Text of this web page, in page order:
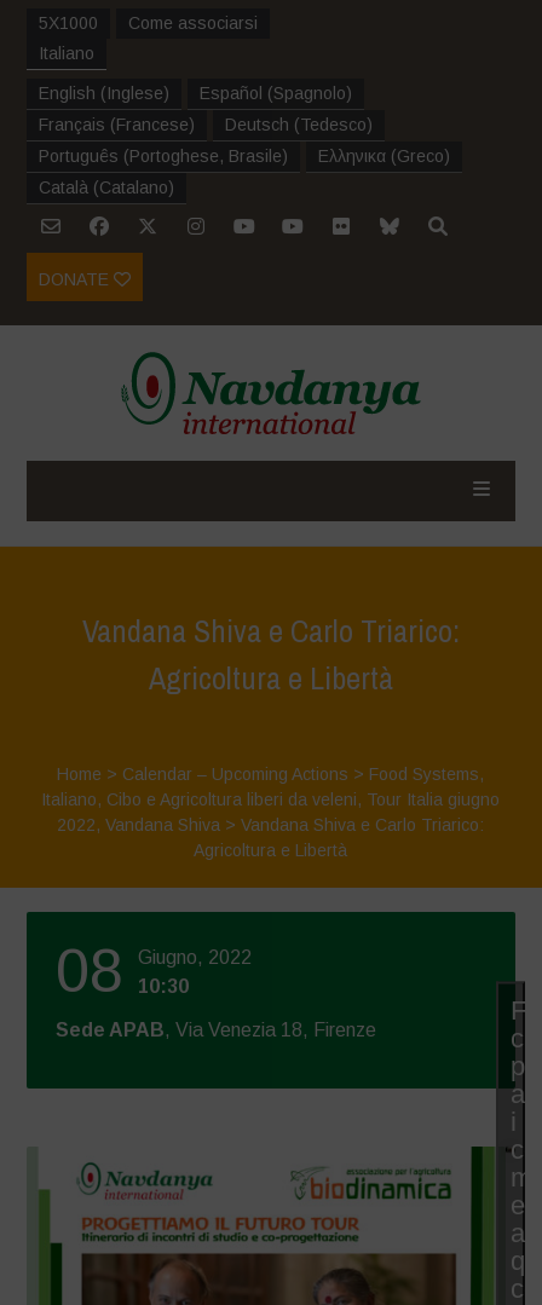
5X1000
Come associarsi
Italiano
English (Inglese) Español (Spagnolo)
Français (Francese) Deutsch (Tedesco)
Português (Portoghese, Brasile) Ελληνικα (Greco)
Català (Catalano)
DONATE
Vandana Shiva e Carlo Triarico:
Agricoltura e Libertà
Home > Calendar – Upcoming Actions > Food Systems,
Italiano, Cibo e Agricoltura liberi da veleni, Tour Italia giugno
2022,Vandana Shiva >Vandana Shiva e Carlo Triarico:
Agricoltura e Libertà
08
Giugno, 2022
10:30
Sede APAB, Via Venezia 18, Firenze
i
e